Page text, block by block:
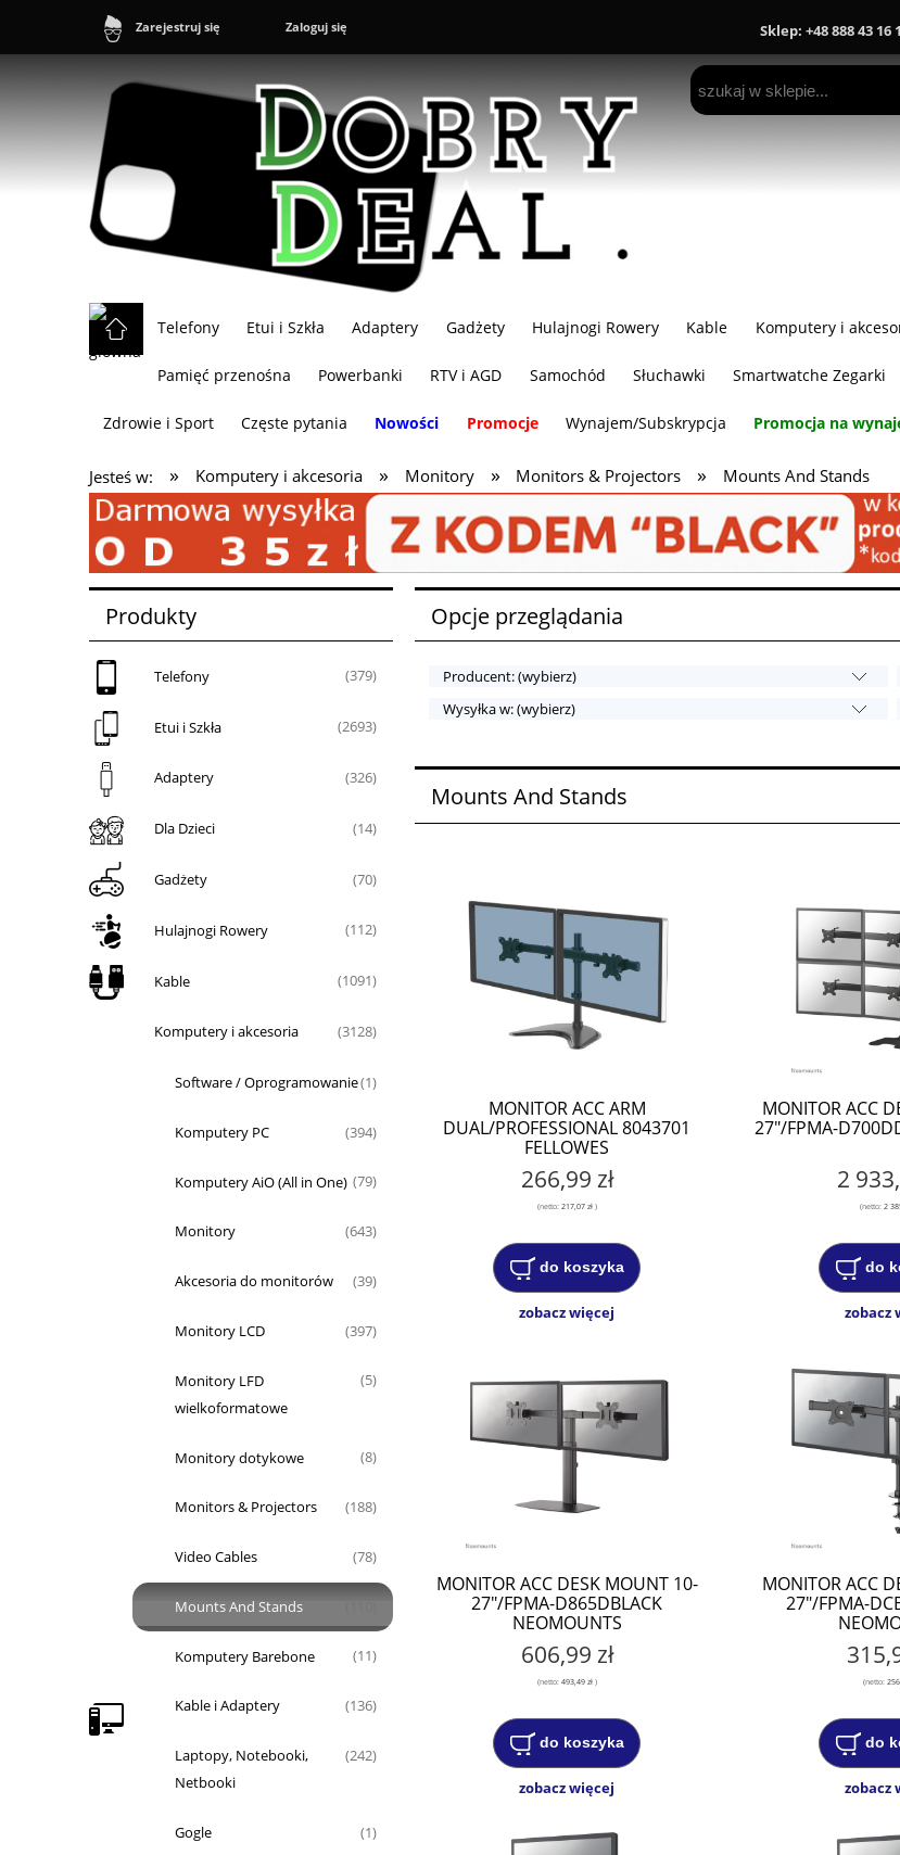
Zarejestruj się Zaloguj się Sklep: +48 888 43
Telefony Etui i Szkła Adaptery Gadżety Hulajnogi Rowery Kable Komputery i
Pamięć przenośna Powerbanki RTV i AGD Samochód Słuchawki Smartwatche Zegarki
Zdrowie i Sport Częste pytania Nowości Promocje Wynajem/Subskrypcja Promocja na
Jesteś w: » Komputery i akcesoria » Monitory » Monitors & Projectors » Mounts And Stands
Produkty
Telefony (379)
Etui i Szkła (2693)
Adaptery (326)
Dla Dzieci (14)
Gadżety (70)
Hulajnogi Rowery (112)
Kable (1091)
Komputery i akcesoria (3128)
Software / Oprogramowanie(1)
Komputery PC (394)
Komputery AiO (All in One) (79)
Monitory (643)
Akcesoria do monitorów (39)
Monitory LCD (397)
Monitory LFD
wielkoformatowe
(5)
Monitory dotykowe (8)
Monitors & Projectors (188)
Video Cables (78)
Mounts And Stands
Komputery Barebone (11)
Kable i Adaptery (136)
Laptopy, Notebooki,
Netbooki
(242)
Gogle (1)
Opcje przeglądania
Producent: (wybierz)
Wysyłka w: (wybierz)
Mounts And Stands
MONITOR ACC ARM
DUAL/PROFESSIONAL 8043701
FELLOWES
266,99 zł
(netto: 217,07 zł)
do koszyka
zobacz więcej
MONITOR ACC
27"/FPMA-
2
(netto: 2
do
zobacz
MONITOR ACC DESK MOUNT 10-
27"/FPMA-D865DBLACK
NEOMOUNTS
606,99 zł
(netto: 493,49 zł)
do koszyka
zobacz więcej
MONITOR ACC
27"/FPMA-
(netto:
do
zobacz